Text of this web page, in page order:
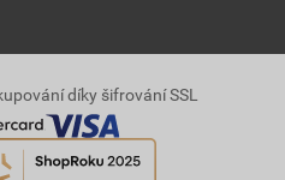
díky šifrování SSL